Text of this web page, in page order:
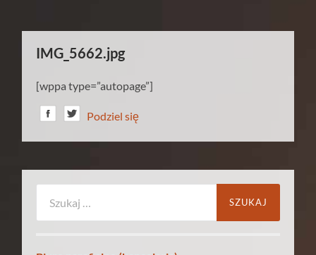
IMG_5662.jpg
[wppa type=”autopage”]
Podziel się